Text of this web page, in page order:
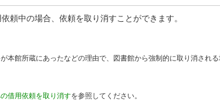
頼中の場合、依頼を取り消すことができます。
本館所蔵にあったなどの理由で、図書館から強制的に取り消され
借用依頼を取り消すを参照してください。